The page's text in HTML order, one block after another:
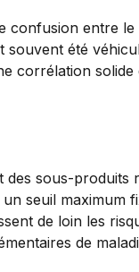
confusion entre le
souvent été
corrélation
des sous-produits
seuil maximum
de loin les
de